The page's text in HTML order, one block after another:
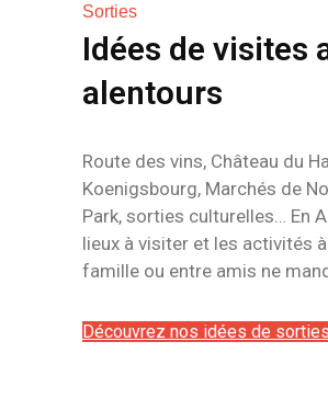
Sorties
Idées de visites
alentours
Route des vins, Château du
Koenigsbourg, Marchés de
Park, sorties culturelles… En
lieux à visiter et les activités
famille ou entre amis ne
Découvrez nos idées de sorties